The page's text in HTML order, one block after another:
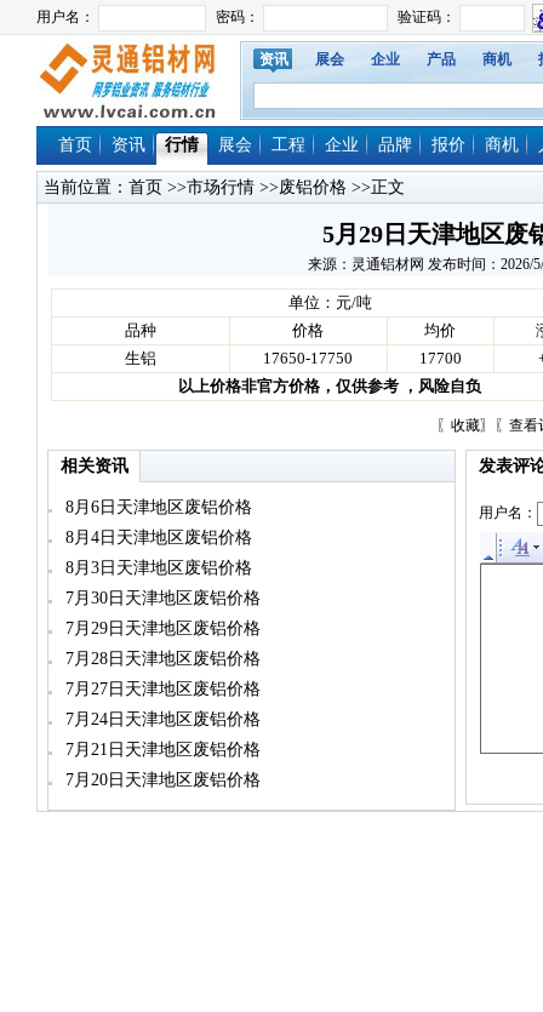
资讯 展会 企业 产品 商机
首页 资讯 行情 展会 工程 企业 品牌 报价 商机
当前位置： 首页 >>市场行情 >>废铝价格 >>正文
5月29日天津地区废
来源：灵通铝材网 发布时间：2026/
单位：元/吨
品种
价格 均价
生铝
17650-17750 17700
以上价格非官方价格，仅供参考 ，风险自负
〖 收藏〗〖 查看
相关资讯
8月6日天津地区废铝价格
8月4日天津地区废铝价格
8月3日天津地区废铝价格
7月30日天津地区废铝价格
7月29日天津地区废铝价格
7月28日天津地区废铝价格
7月27日天津地区废铝价格
7月24日天津地区废铝价格
7月21日天津地区废铝价格
7月20日天津地区废铝价格
发表评
用户名：